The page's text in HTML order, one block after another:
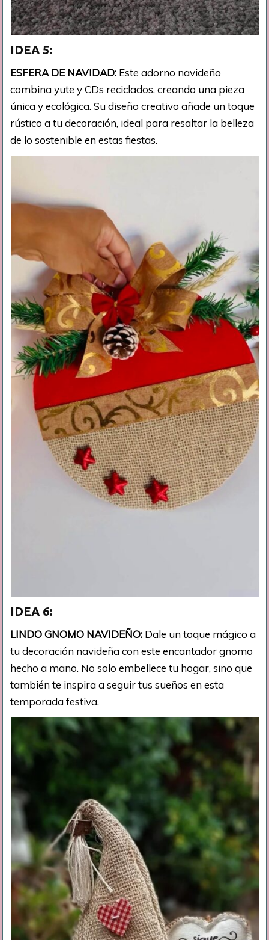
IDEA 5:
ESFERA DE NAVIDAD: Este adorno navideño
combina yute y CDs reciclados, creando una pieza
única y ecológica. Su diseño creativo añade un toque
rústico a tu decoración, ideal para resaltar la belleza
de lo sostenible en estas fiestas.
IDEA 6:
LINDO GNOMO NAVIDEÑO: Dale un toque mágico a
tu decoración navideña con este encantador gnomo
hecho a mano. No solo embellece tu hogar, sino que
también te inspira a seguir tus sueños en esta
temporada festiva.